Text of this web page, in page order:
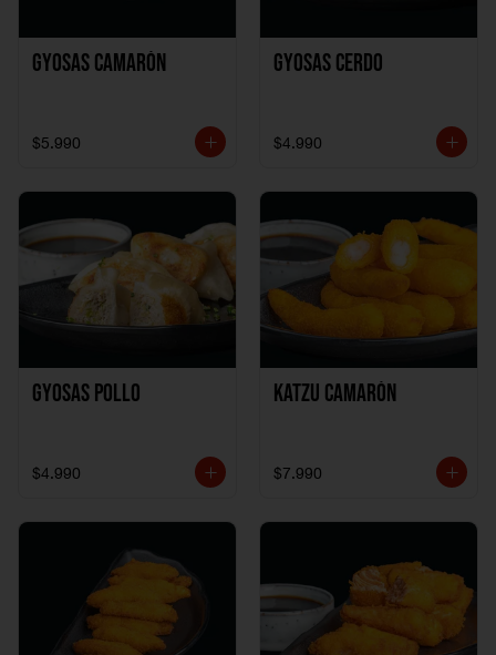
Gyosas Camarón
$5.990
Gyosas Cerdo
$4.990
Gyosas Pollo
$4.990
Katzu Camarón
$7.990